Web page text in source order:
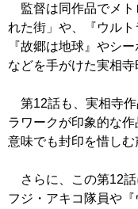
監督は同作品でメト
れた街」や、『ウル
『故郷は地球』やシ
などを手がけた実相寺
第12話も、実相寺作
ラワークが印象的な
意味でも封印を惜しむ
さらに、この第12話
フジ・アキコ隊員や